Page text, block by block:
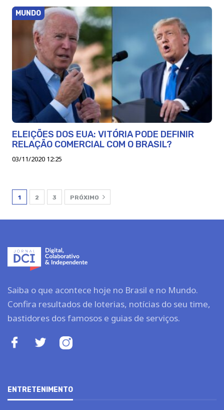
MUNDO
ELEIÇÕES DOS EUA: VITÓRIA PODE DEFINIR
RELAÇÃO COMERCIAL COM O BRASIL?
03/11/2020 12:25
1 2 3 PRÓXIMO
Saiba o que acontece hoje no Brasil e no Mundo.
Confira resultados de loterias, notícias do seu time,
bastidores dos famosos e guias de serviços.
ENTRETENIMENTO